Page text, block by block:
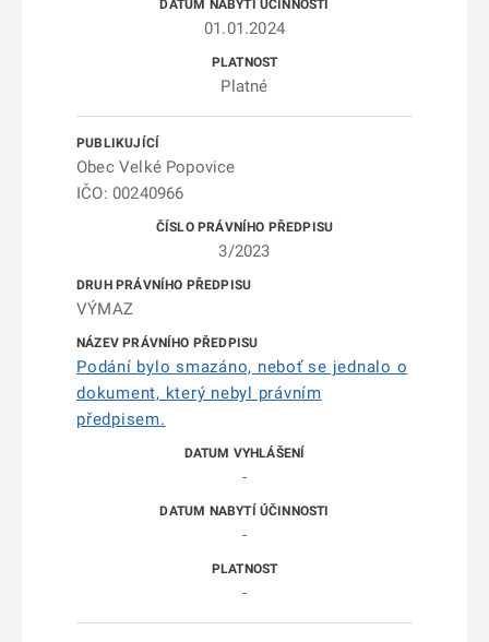
01.01.2024
Platné
Obec Velké Popovice
IČO: 00240966
3/2023
VÝMAZ
Podání bylo smazáno, neboť se jednalo o
dokument, který nebyl právním
předpisem.
-
-
-